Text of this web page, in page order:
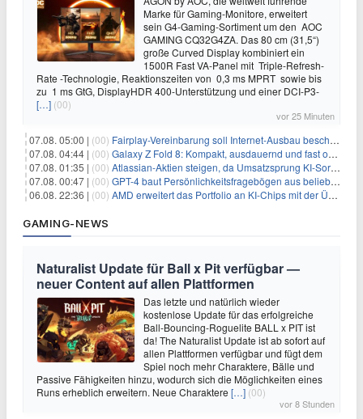
Marke für Gaming-Monitore, erweitert
sein G4-Gaming-Sortiment um den AOC
GAMING CQ32G4ZA. Das 80 cm (31,5“)
große Curved Display kombiniert ein
1500R Fast VA-Panel mit Triple-Refresh-
Rate -Technologie, Reaktionszeiten von 0,3 ms MPRT sowie bis
zu 1 ms GtG, DisplayHDR 400-Unterstützung und einer DCI-P3-
[…] (00)
vor 25 Minuten
07.08. 05:00 | (00) Fairplay-Vereinbarung soll Internet-Ausbau beschleunigen
07.08. 04:44 | (00) Galaxy Z Fold 8: Kompakt, ausdauernd und fast ohne Falte
07.08. 01:35 | (00) Atlassian-Aktien steigen, da Umsatzsprung KI-Sorgen dämpft
07.08. 00:47 | (00) GPT-4 baut Persönlichkeitsfragebögen aus beliebigen Texten und sagt Antworten voraus
06.08. 22:36 | (00) AMD erweitert das Portfolio an KI-Chips mit der Übernahme von Taalas
GAMING-NEWS
Naturalist Update für Ball x Pit verfügbar —
neuer Content auf allen Plattformen
Das letzte und natürlich wieder
kostenlose Update für das erfolgreiche
Ball-Bouncing-Roguelite BALL x PIT ist
da! The Naturalist Update ist ab sofort auf
allen Plattformen verfügbar und fügt dem
Spiel noch mehr Charaktere, Bälle und
Passive Fähigkeiten hinzu, wodurch sich die Möglichkeiten eines
Runs erheblich erweitern. Neue Charaktere […] (00)
vor 8 Stunden